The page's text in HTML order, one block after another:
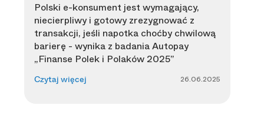
Polski e-konsument jest wymagający,
niecierpliwy i gotowy zrezygnować z
transakcji, jeśli napotka choćby chwilową
barierę - wynika z badania Autopay
„Finanse Polek i Polaków 2025”
Czytaj więcej 26.06.2025